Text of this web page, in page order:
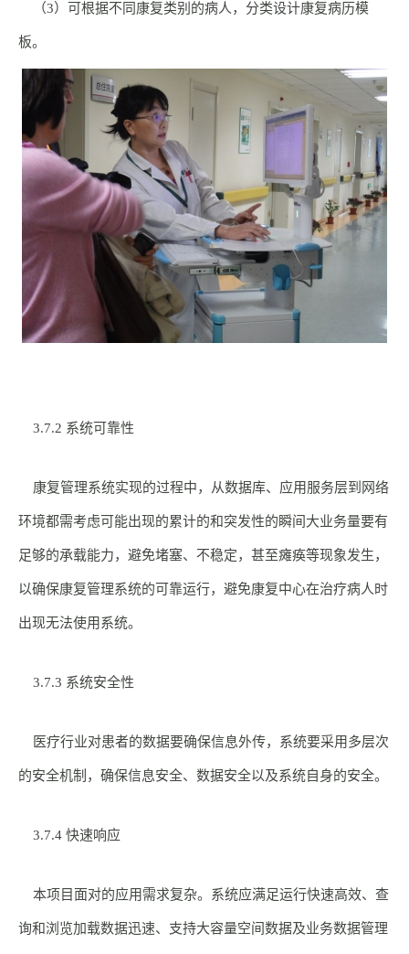
（3）可根据不同康复类别的病人，分类设计康复病历模
板。
3.7.2 系统可靠性
康复管理系统实现的过程中，从数据库、应用服务层到网络
环境都需考虑可能出现的累计的和突发性的瞬间大业务量要有
足够的承载能力，避免堵塞、不稳定，甚至瘫痪等现象发生，
以确保康复管理系统的可靠运行，避免康复中心在治疗病人时
出现无法使用系统。
3.7.3 系统安全性
医疗行业对患者的数据要确保信息外传，系统要采用多层次
的安全机制，确保信息安全、数据安全以及系统自身的安全。
3.7.4 快速响应
本项目面对的应用需求复杂。系统应满足运行快速高效、查
询和浏览加载数据迅速、支持大容量空间数据及业务数据管理